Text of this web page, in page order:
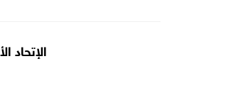
الإتحاد